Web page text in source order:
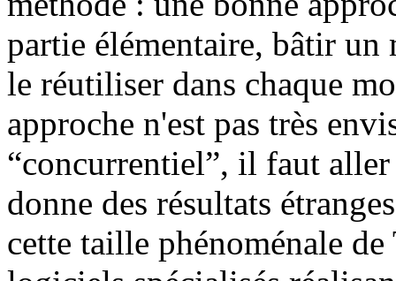
partie élémentaire, bâtir un
le réutiliser dans chaque
approche n'est pas très
“concurrentiel”, il faut
donne des résultats
cette taille phénoménale